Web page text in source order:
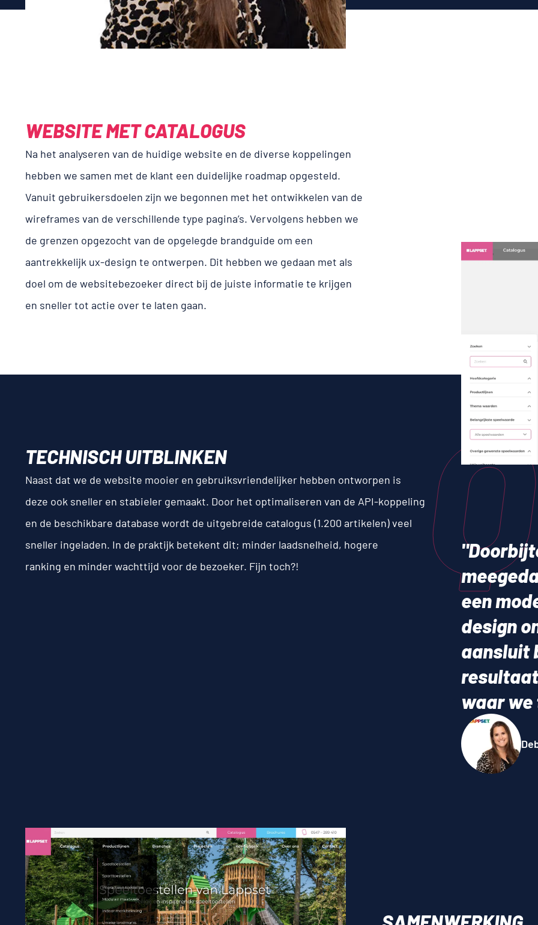
WEBSITE MET CATALOGUS
Na het analyseren van de huidige website en de diverse koppelingen
hebben we samen met de klant een duidelijke roadmap opgesteld.
Vanuit gebruikersdoelen zijn we begonnen met het ontwikkelen van de
wireframes van de verschillende type pagina’s. Vervolgens hebben we
de grenzen opgezocht van de opgelegde brandguide om een
aantrekkelijk ux-design te ontwerpen. Dit hebben we gedaan met als
doel om de websitebezoeker direct bij de juiste informatie te krijgen
en sneller tot actie over te laten gaan.
TECHNISCH UITBLINKEN
Naast dat we de website mooier en gebruiksvriendelijker hebben ontworpen is
deze ook sneller en stabieler gemaakt. Door het optimaliseren van de API-koppeling
en de beschikbare database wordt de uitgebreide catalogus (1.200 artikelen) veel
sneller ingeladen. In de praktijk betekent dit; minder laadsnelheid, hogere
ranking en minder wachttijd voor de bezoeker. Fijn toch?!
een
design
aansluit
waar